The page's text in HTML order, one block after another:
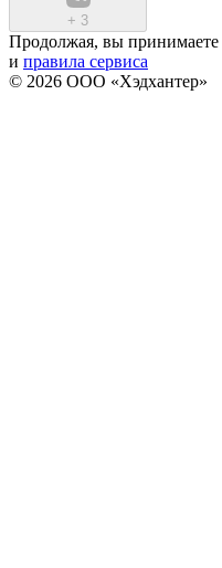
+ 3
Продолжая, вы принимаете
и правила сервиса
© 2026 ООО «Хэдхантер»